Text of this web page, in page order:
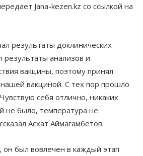
Jana-kezen.kz со ссылкой на
результаты доклинических
результаты анализов и
вакцины, поэтому принял
вакциной. С тех пор прошло
себя отлично, никаких
не было, температура не
Асхат Аймагамбетов.
он был вовлечен в каждый этап